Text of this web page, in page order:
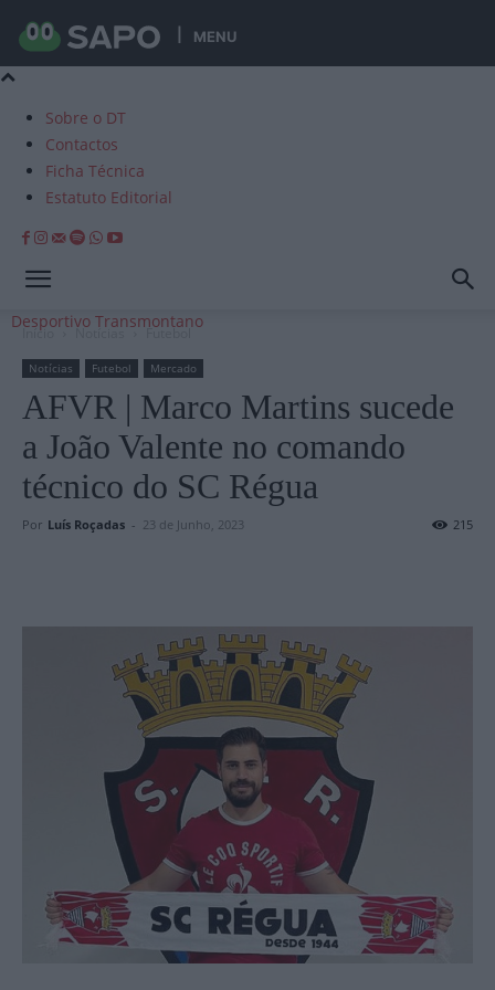
MENU
Sobre o DT
Contactos
Ficha Técnica
Estatuto Editorial
Desportivo Transmontano
Início Notícias Futebol
Notícias Futebol Mercado
AFVR | Marco Martins sucede
a João Valente no comando
técnico do SC Régua
Por Luís Roçadas - 23 de Junho, 2023 215